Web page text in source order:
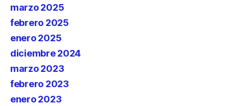
marzo 2025
febrero 2025
enero 2025
diciembre 2024
marzo 2023
febrero 2023
enero 2023